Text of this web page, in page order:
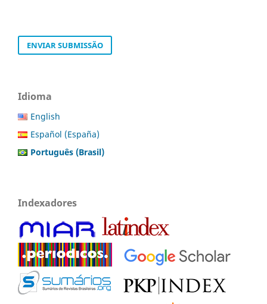
ENVIAR SUBMISSÃO
Idioma
English
Español (España)
Português (Brasil)
Indexadores